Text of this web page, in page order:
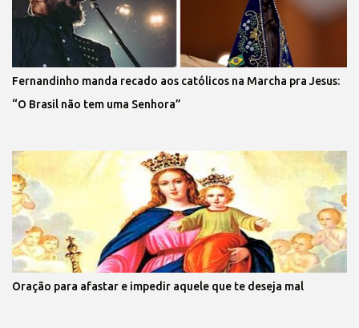
Fernandinho manda recado aos católicos na Marcha pra Jesus:
“O Brasil não tem uma Senhora”
Oração para afastar e impedir aquele que te deseja mal